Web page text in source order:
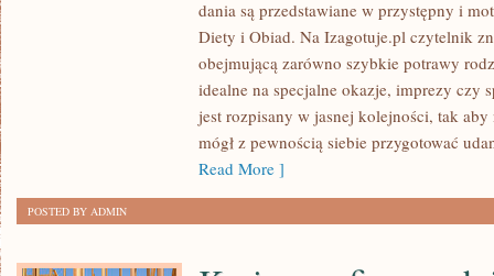
HIGIENA
PRZECHOWYWANIE
ŻYWNOŚCI
DANIA
RETRO
dania są przedstawiane w przystępny i
Diety i Obiad. Na Izagotuje.pl czytelnik
obejmującą zarówno szybkie potrawy
idealne na specjalne okazje, imprezy czy
jest rozpisany w jasnej kolejności, tak
mógł z pewnością siebie przygotować
Read More ]
POSTED BY ADMIN